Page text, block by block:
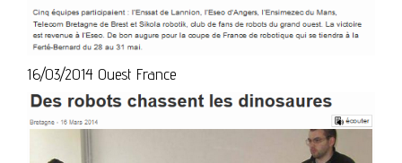
16/03/2014 Ouest France